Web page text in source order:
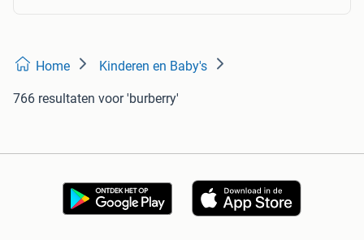
Home Kinderen en Baby's
766 resultaten voor 'burberry'